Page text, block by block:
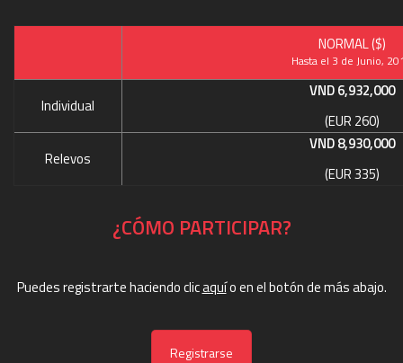
NORMAL ($)
Hasta el 3 de Junio,
Individual
VND 6,932,000
(EUR 260)
Relevos
VND8,930,000
(EUR 335)
¿CÓMO PARTICIPAR?
Puedes registrarte haciendo clicaquío en el botón de más abajo.
Registrarse